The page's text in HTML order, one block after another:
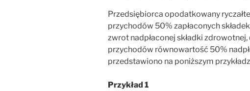
Przedsiębiorca opodatkowany
przychodów 50% zapłaconych
zwrot nadpłaconej składki
przychodów równowartość 50%
przedstawiono na poniższym
Przykład 1